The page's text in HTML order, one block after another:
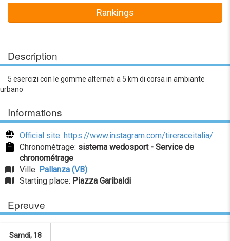
Description
5 esercizi con le gomme alternati a 5 km di corsa in ambiante
urbano
Informations
Official site: https://www.instagram.com/tireraceitalia/
Chronométrage: sistema wedosport - Service de
chronométrage
Ville: Pallanza (VB)
Starting place: Piazza Garibaldi
Epreuve
Samdi, 18
Rankings